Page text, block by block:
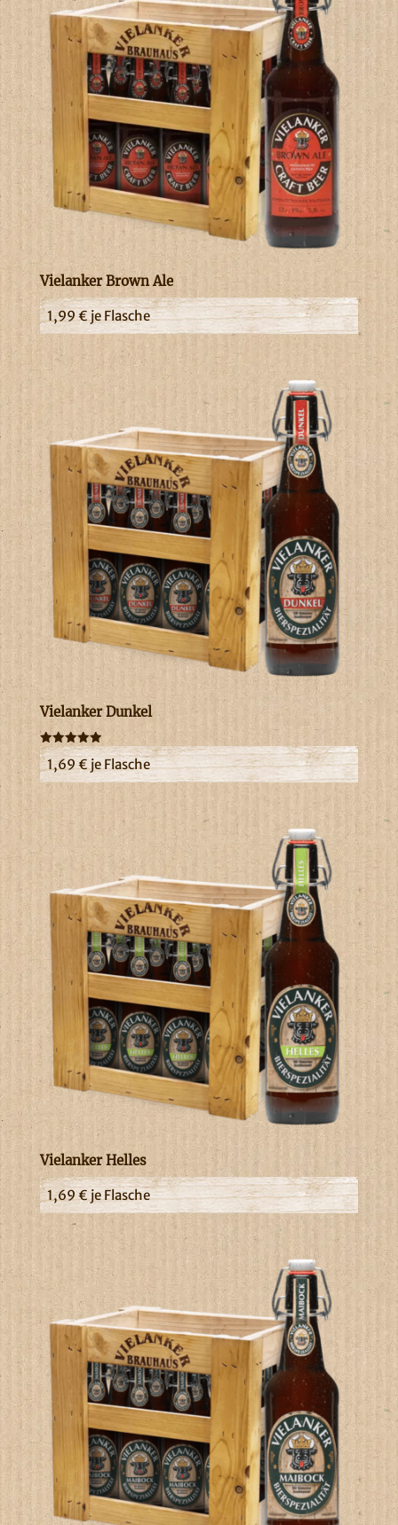
Vielanker Brown Ale
1,99€je Flasche
Vielanker Dunkel
Bewertet
mit
5.00
von 5
1,69€je Flasche
Vielanker Helles
1,69€je Flasche